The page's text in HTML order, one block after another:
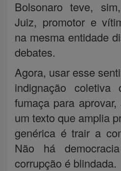
Bolsonaro teve,
Juiz, promotor e
na mesma entidade
debates.
Agora, usar esse
indignação
fumaça para
um texto que amplia
genérica é trair a
Não há
corrupção é blindada.